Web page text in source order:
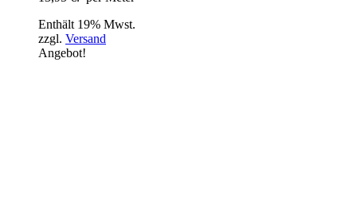
Enthält 19% Mwst.
zzgl. Versand
Angebot!